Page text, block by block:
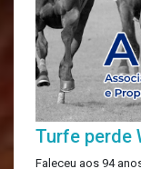
Turfe perde
Faleceu aos 94